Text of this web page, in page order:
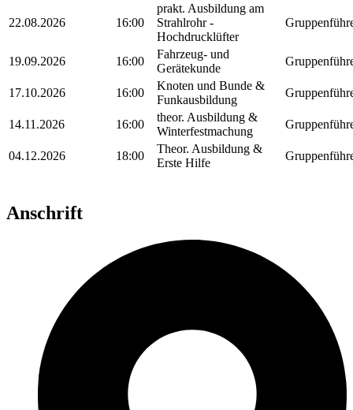
22.08.2026 16:00
prakt. Ausbildung am
Strahlrohr -
Hochdrucklüfter
19.09.2026 16:00
Fahrzeug- und
Gerätekunde
17.10.2026 16:00
Knoten und Bunde &
Funkausbildung
14.11.2026 16:00
theor. Ausbildung &
Winterfestmachung
04.12.2026 18:00
Theor. Ausbildung &
Erste Hilfe
Anschrift